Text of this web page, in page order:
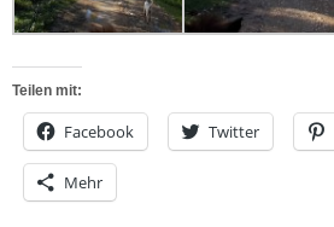
Teilen mit:
Facebook Twitter
Mehr